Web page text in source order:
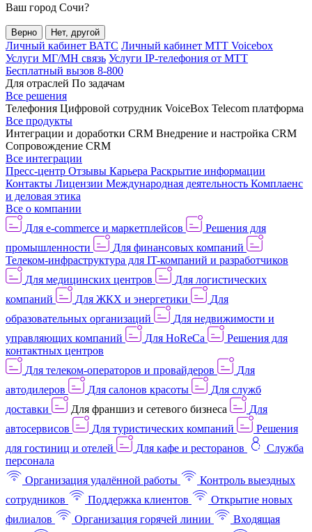
Ваш город Сочи?
Верно Нет, другой
Личный кабинет ВАТС Личный кабинет МТТ Voicebox
Услуги МГ/МН связь Услуги IP-телефония от МТТ
Бесплатный вызов 8-800
Для отраслей По задачам
Все решения
Телефония Цифровой сотрудник VoiceBox Telecom платформа
Все продукты
Интеграции и доработки CRM Внедрение и настройка CRM
Сопровождение CRM
Все интеграции
Пресс-центр Отзывы Карьера Раскрытие информации
Контакты Лицензии Международная деятельность Комплаенс
и деловая этика
Все о компании
Для e-commerce и маркетплейсов
Решения для
промышленности
Для финансовых компаний
Телеком-инфраструктура для IT-компаний и разработчиков
Для медицинских центров
Для логистических
компаний
Для ЖКХ и энергетики
Для
образовательных организаций
Для недвижимости и
управляющих компаний
Для HoReCa
Решения для
контактных центров
Для телеком-операторов и провайдеров
Для
автодилеров
Для салонов красоты
Для служб
доставки
Для франшиз и сетевого бизнеса
Для
автосервисов
Для туристических компаний
Решения
для гостиниц и отелей
Для кафе и ресторанов
Служба
персонала
Организация удалённой работы
Контроль выездных
сотрудников
Поддержка клиентов
Открытие новых
филиалов
Организация горячей линии
Входящая